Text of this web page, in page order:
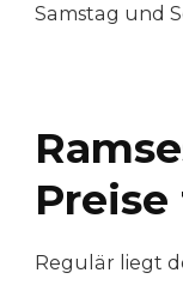
Samstag und
Regulär liegt